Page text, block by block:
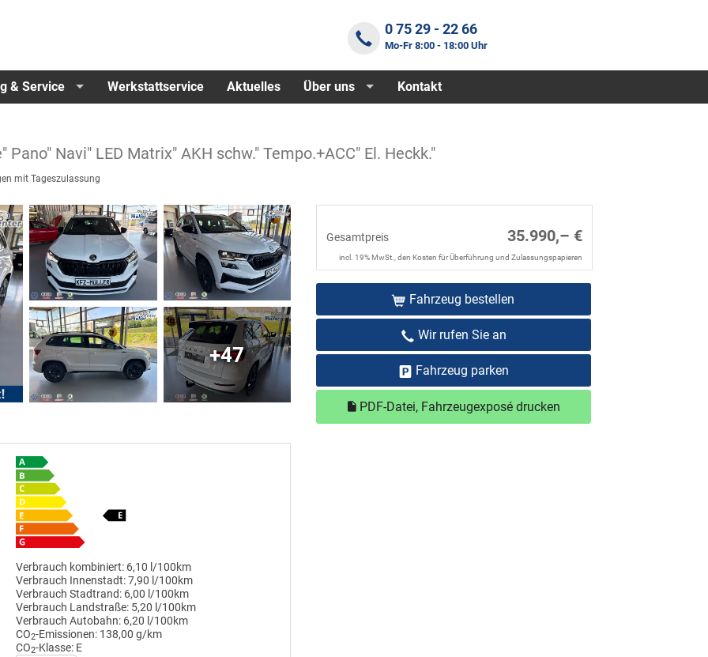
0 75 29 - 22 66
Mo-Fr 8:00 - 18:00 Uhr
& Service Werkstattservice Aktuelles Über uns Kontakt
Pano" Navi" LED Matrix" AKH schw." Tempo.+ACC" El. Heckk."
mit Tageszulassung
Gesamtpreis 35.990,– €
incl. 19% MwSt., den Kosten für Überführung und Zulassungspapieren
Fahrzeug bestellen
Wir rufen Sie an
Fahrzeug parken
PDF-Datei, Fahrzeugexposé drucken
+47
Verbrauch kombiniert: 6,10 l/100km
Verbrauch Innenstadt:7,90 l/100km
Verbrauch Stadtrand: 6,00 l/100km
Verbrauch Landstraße: 5,20 l/100km
Verbrauch Autobahn: 6,20 l/100km
CO2-Emissionen: 138,00 g/km
CO2-Klasse: E